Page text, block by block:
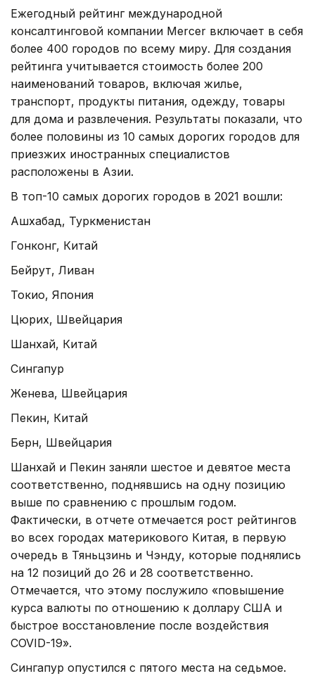
Ежегодный рейтинг международной
консалтинговой компании Mercer включает в себя
более 400 городов по всему миру. Для создания
рейтинга учитывается стоимость более 200
наименований товаров, включая жилье,
транспорт, продукты питания, одежду, товары
для дома и развлечения. Результаты показали, что
более половины из 10 самых дорогих городов для
приезжих иностранных специалистов
расположены в Азии.
В топ-10 самых дорогих городов в 2021 вошли:
Ашхабад, Туркменистан
Гонконг, Китай
Бейрут, Ливан
Токио, Япония
Цюрих, Швейцария
Шанхай, Китай
Сингапур
Женева, Швейцария
Пекин, Китай
Берн, Швейцария
Шанхай и Пекин заняли шестое и девятое места
соответственно, поднявшись на одну позицию
выше по сравнению с прошлым годом.
Фактически, в отчете отмечается рост рейтингов
во всех городах материкового Китая, в первую
очередь в Тяньцзинь и Чэнду, которые поднялись
на 12 позиций до 26 и 28 соответственно.
Отмечается, что этому послужило «повышение
курса валюты по отношению к доллару США и
быстрое восстановление после воздействия
COVID-19».
Сингапур опустился с пятого места на седьмое.